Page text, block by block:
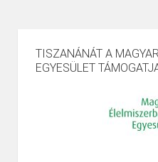
TISZANÁNÁT A
EGYESÜLET